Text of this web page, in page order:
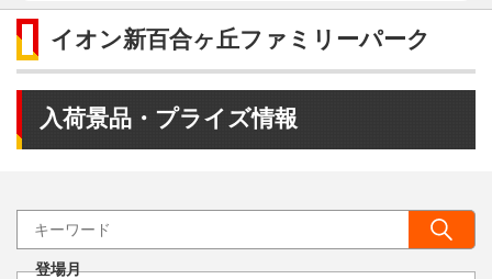
イオン新百合ヶ丘ファミリーパーク
入荷景品・プライズ情報
登場月